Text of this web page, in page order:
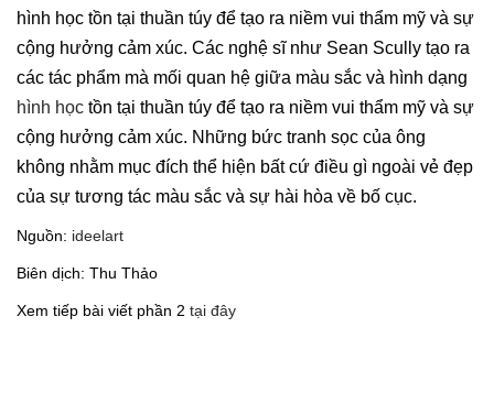
hình học tồn tại thuần túy để tạo ra niềm vui thẩm mỹ và sự
cộng hưởng cảm xúc. Các nghệ sĩ như Sean Scully tạo ra
các tác phẩm mà mối quan hệ giữa màu sắc và hình dạng
hình học tồn tại thuần túy để tạo ra niềm vui thẩm mỹ và sự
cộng hưởng cảm xúc. Những bức tranh sọc của ông
không nhằm mục đích thể hiện bất cứ điều gì ngoài vẻ đẹp
của sự tương tác màu sắc và sự hài hòa về bố cục.
Nguồn: ideelart
Biên dịch: Thu Thảo
Xem tiếp bài viết phần 2 tại đây